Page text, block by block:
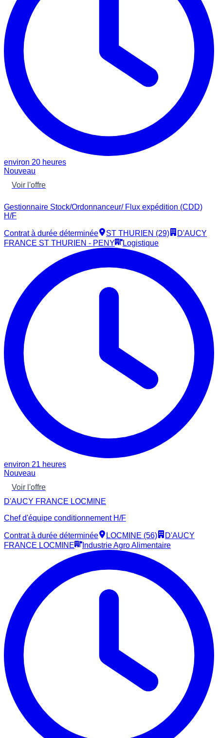
environ 20 heures
Nouveau
Voir l'offre
Gestionnaire Stock/Ordonnanceur/ Flux expédition (CDD)
H/F
Contrat à durée déterminée ST THURIEN (29)
D'AUCY
FRANCE ST THURIEN - PENY
Logistique
environ 21 heures
Nouveau
Voir l'offre
D'AUCY FRANCE LOCMINE
Chef d'équipe conditionnement H/F
Contrat à durée déterminée LOCMINE (56)
D'AUCY
FRANCE LOCMINE
Industrie Agro Alimentaire